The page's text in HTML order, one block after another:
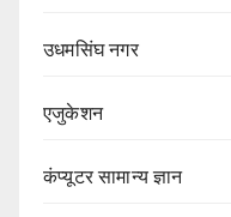
उधमसिंघ नगर
एजुकेशन
कंप्यूटर सामान्य ज्ञान